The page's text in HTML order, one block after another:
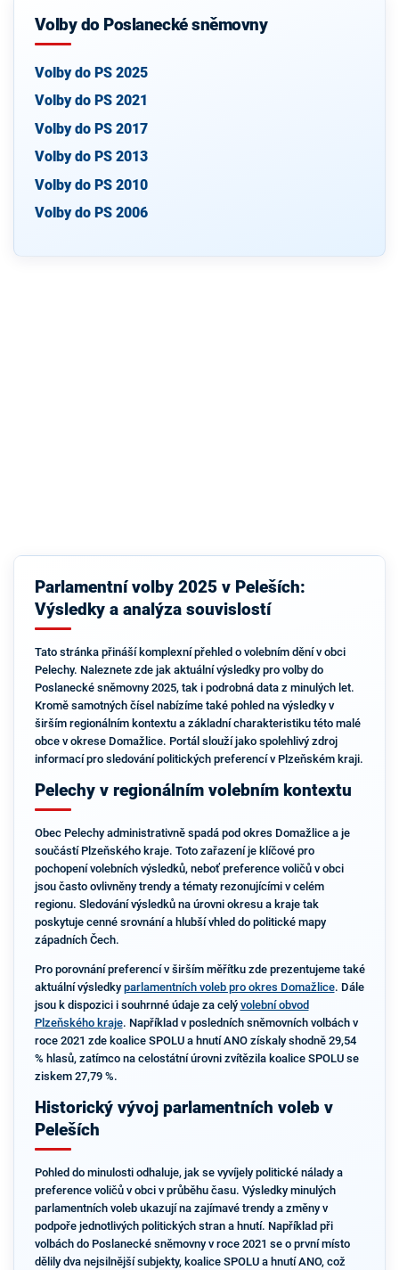
Volby do Poslanecké sněmovny
Volby do PS 2025
Volby do PS 2021
Volby do PS 2017
Volby do PS 2013
Volby do PS 2010
Volby do PS 2006
Parlamentní volby 2025 v Peleších:
Výsledky a analýza souvislostí
Tato stránka přináší komplexní přehled o volebním dění v obci
Pelechy. Naleznete zde jak aktuální výsledky pro volby do
Poslanecké sněmovny 2025, tak i podrobná data z minulých let.
Kromě samotných čísel nabízíme také pohled na výsledky v
širším regionálním kontextu a základní charakteristiku této malé
obce v okrese Domažlice. Portál slouží jako spolehlivý zdroj
informací pro sledování politických preferencí v Plzeňském kraji.
Pelechy v regionálním volebním kontextu
Obec Pelechy administrativně spadá pod okres Domažlice a je
součástí Plzeňského kraje. Toto zařazení je klíčové pro
pochopení volebních výsledků, neboť preference voličů v obci
jsou často ovlivněny trendy a tématy rezonujícími v celém
regionu. Sledování výsledků na úrovni okresu a kraje tak
poskytuje cenné srovnání a hlubší vhled do politické mapy
západních Čech.
Pro porovnání preferencí v širším měřítku zde prezentujeme také
aktuální výsledky parlamentních voleb pro okres Domažlice. Dále
jsou k dispozici i souhrnné údaje za celý volební obvod
Plzeňského kraje. Například v posledních sněmovních volbách v
roce 2021 zde koalice SPOLU a hnutí ANO získaly shodně 29,54
% hlasů, zatímco na celostátní úrovni zvítězila koalice SPOLU se
ziskem 27,79 %.
Historický vývoj parlamentních voleb v
Peleších
Pohled do minulosti odhaluje, jak se vyvíjely politické nálady a
preference voličů v obci v průběhu času. Výsledky minulých
parlamentních voleb ukazují na zajímavé trendy a změny v
podpoře jednotlivých politických stran a hnutí. Například při
volbách do Poslanecké sněmovny v roce 2021 se o první místo
dělily dva nejsilnější subjekty, koalice SPOLU a hnutí ANO, což